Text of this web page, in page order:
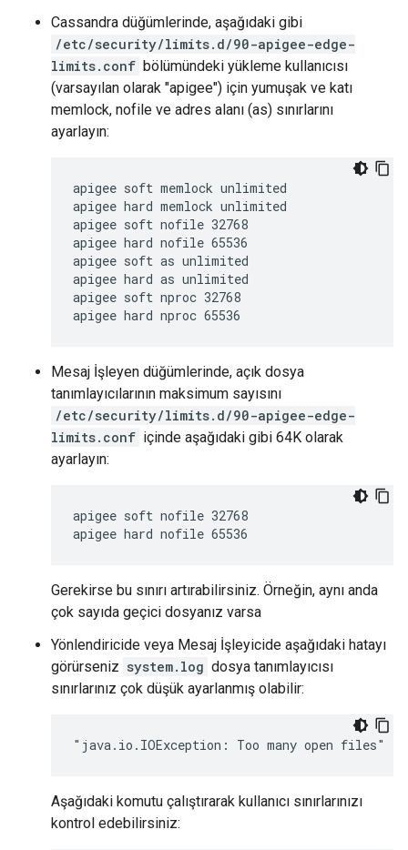
Cassandra düğümlerinde, aşağıdaki gibi
/etc/security/limits.d/90-apigee-edge-
limits.conf bölümündeki yükleme kullanıcısı
(varsayılan olarak "apigee") için yumuşak ve katı
memlock, nofile ve adres alanı (as) sınırlarını
ayarlayın:
apigee soft memlock unlimited
apigee hard memlock unlimited
apigee soft nofile 32768
apigee hard nofile 65536
apigee soft as unlimited
apigee hard as unlimited
apigee soft nproc 32768
apigee hard nproc 65536
Mesaj İşleyen düğümlerinde, açık dosya
tanımlayıcılarının maksimum sayısını
/etc/security/limits.d/90-apigee-edge-
limits.conf içinde aşağıdaki gibi 64K olarak
ayarlayın:
apigee soft nofile 32768
apigee hard nofile 65536
Gerekirse bu sınırı artırabilirsiniz. Örneğin, aynı anda
çok sayıda geçici dosyanız varsa
Yönlendiricide veya Mesaj İşleyicide aşağıdaki hatayı
görürseniz system.log dosya tanımlayıcısı
sınırlarınız çok düşük ayarlanmış olabilir:
"java.io.IOException: Too many open files"
Aşağıdaki komutu çalıştırarak kullanıcı sınırlarınızı
kontrol edebilirsiniz: